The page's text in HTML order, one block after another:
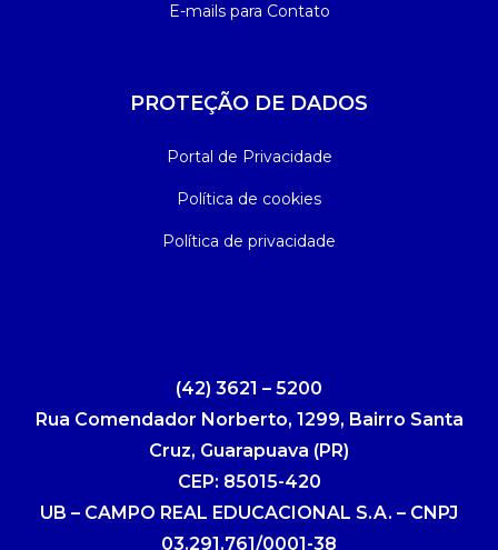
E-mails para Contato
PROTEÇÃO DE DADOS
Portal de Privacidade
Política de cookies
Política de privacidade
(42) 3621 – 5200
Rua Comendador Norberto, 1299, Bairro Santa
Cruz, Guarapuava (PR)
CEP: 85015-420
UB – CAMPO REAL EDUCACIONAL S.A. – CNPJ
03.291.761/0001-38